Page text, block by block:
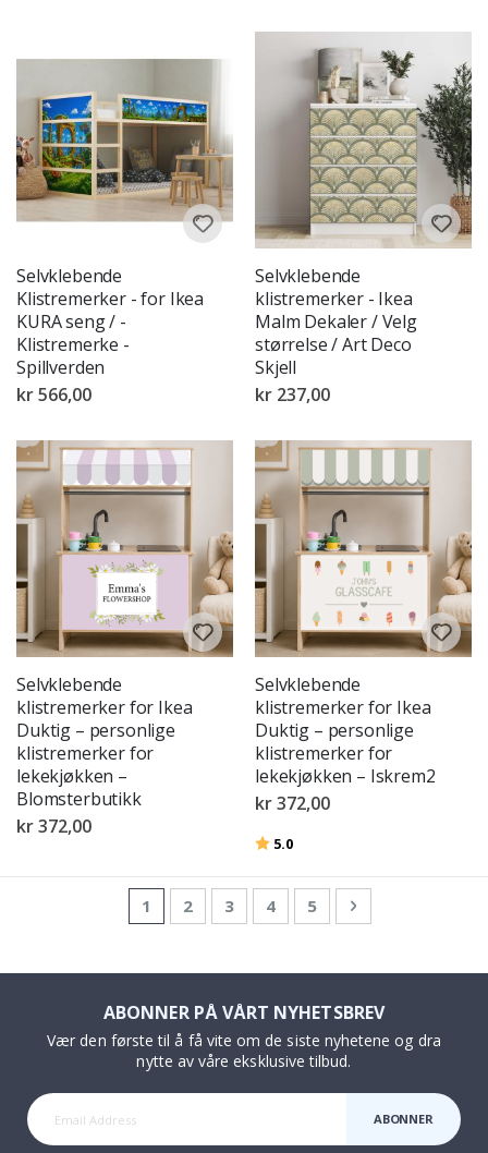
Selvklebende
Klistremerker - for Ikea
KURA seng / -
Klistremerke -
Spillverden
kr 566,00
Selvklebende
klistremerker - Ikea
Malm Dekaler / Velg
størrelse / Art Deco
Skjell
kr 237,00
Selvklebende
klistremerker for Ikea
Duktig – personlige
klistremerker for
lekekjøkken –
Blomsterbutikk
kr 372,00
Selvklebende
klistremerker for Ikea
Duktig – personlige
klistremerker for
lekekjøkken – Iskrem2
kr 372,00
Karakter:
5.0
SideYou're currently reading page
1 Side
2 Side
3 Side
4 Side
5 Side
Neste
ABONNER PÅ VÅRT NYHETSBREV
Vær den første til å få vite om de siste nyhetene og dra
nytte av våre eksklusive tilbud.
ABONNER